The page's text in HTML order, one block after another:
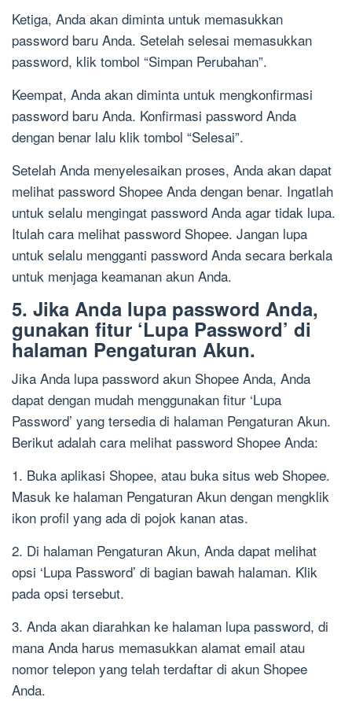
Ketiga, Anda akan diminta untuk memasukkan
password baru Anda. Setelah selesai memasukkan
password, klik tombol “Simpan Perubahan”.
Keempat, Anda akan diminta untuk mengkonfirmasi
password baru Anda. Konfirmasi password Anda
dengan benar lalu klik tombol “Selesai”.
Setelah Anda menyelesaikan proses, Anda akan dapat
melihat password Shopee Anda dengan benar. Ingatlah
untuk selalu mengingat password Anda agar tidak lupa.
Itulah cara melihat password Shopee. Jangan lupa
untuk selalu mengganti password Anda secara berkala
untuk menjaga keamanan akun Anda.
5. Jika Anda lupa password Anda,
gunakan fitur ‘Lupa Password’ di
halaman Pengaturan Akun.
Jika Anda lupa password akun Shopee Anda, Anda
dapat dengan mudah menggunakan fitur ‘Lupa
Password’ yang tersedia di halaman Pengaturan Akun.
Berikut adalah cara melihat password Shopee Anda:
1. Buka aplikasi Shopee, atau buka situs web Shopee.
Masuk ke halaman Pengaturan Akun dengan mengklik
ikon profil yang ada di pojok kanan atas.
2. Di halaman Pengaturan Akun, Anda dapat melihat
opsi ‘Lupa Password’ di bagian bawah halaman. Klik
pada opsi tersebut.
3. Anda akan diarahkan ke halaman lupa password, di
mana Anda harus memasukkan alamat email atau
nomor telepon yang telah terdaftar di akun Shopee
Anda.